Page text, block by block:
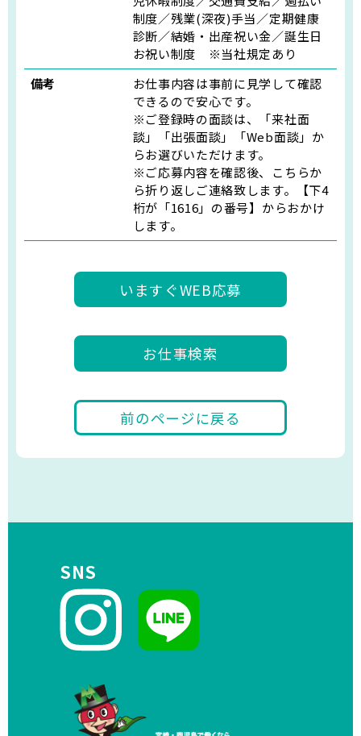
制度／残業(深夜)手当／定期健康
診断／結婚・出産祝い金／誕生日
お祝い制度 ※当社規定あり
備考
お仕事内容は事前に見学して確認
できるので安心です。
※ご登録時の面談は、「来社面
談」「出張面談」「Web面談」か
らお選びいただけます。
※ご応募内容を確認後、こちらか
ら折り返しご連絡致します。【下4
桁が「1616」の番号】からおかけ
します。
いますぐWEB応募
お仕事検索
前のページに戻る
SNS